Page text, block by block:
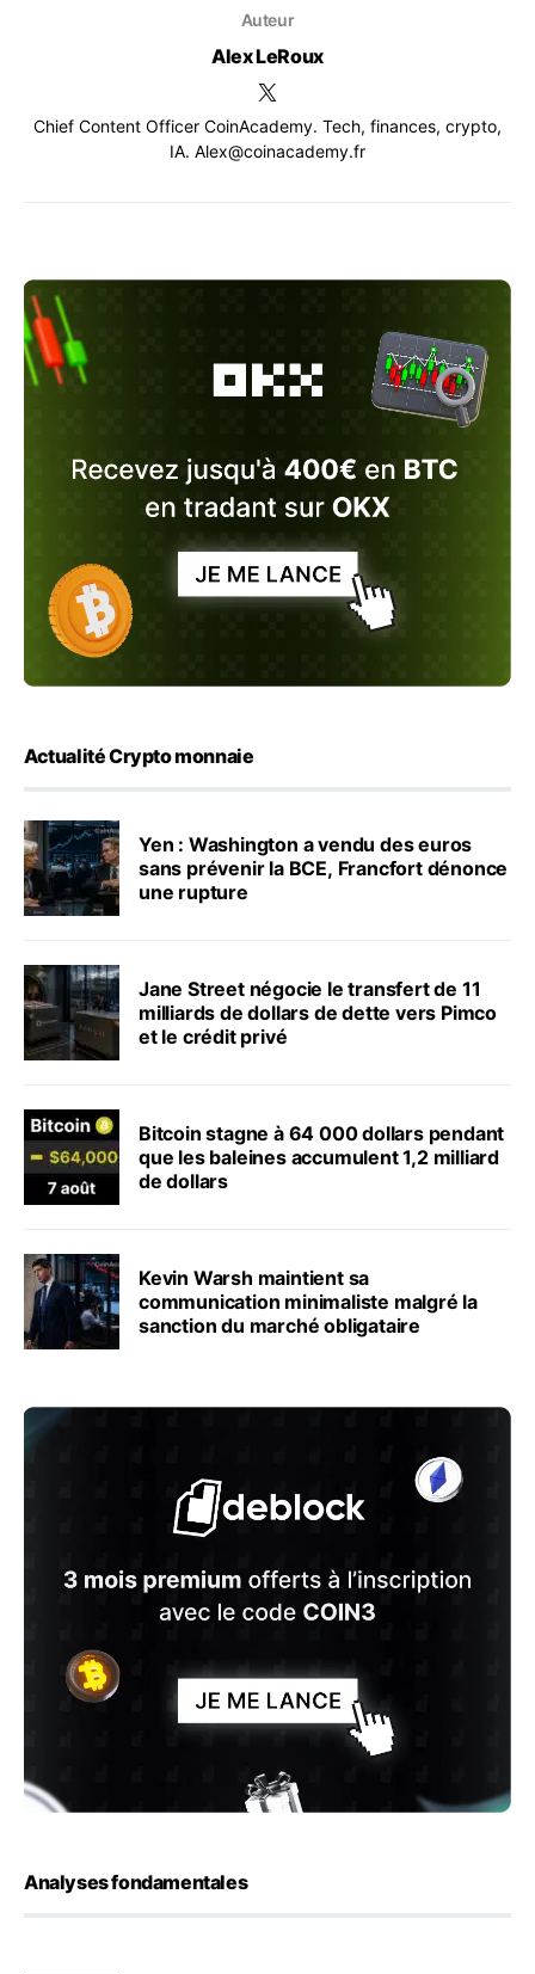
Auteur
Alex LeRoux
Chief Content Officer CoinAcademy. Tech, finances, crypto,
IA. Alex@coinacademy.fr
Actualité Crypto monnaie
Yen : Washington a vendu des euros
sans prévenir la BCE, Francfort dénonce
une rupture
Jane Street négocie le transfert de 11
milliards de dollars de dette vers Pimco
et le crédit privé
Bitcoin stagne à 64 000 dollars pendant
que les baleines accumulent 1,2 milliard
de dollars
Kevin Warsh maintient sa
communication minimaliste malgré la
sanction du marché obligataire
Analyses fondamentales